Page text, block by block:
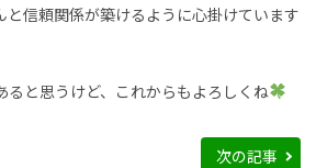
と信頼関係が築けるように心掛けています
ると思うけど、これからもよろしくね
次の記事